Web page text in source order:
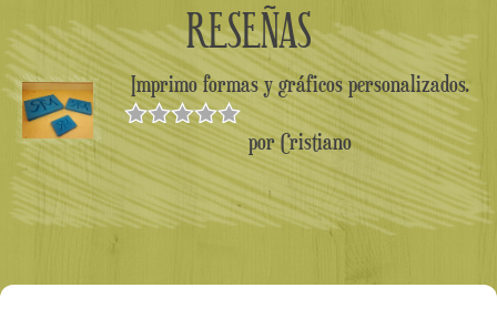
RESEÑAS
Imprimo formas y gráficos personalizados.
Valorado en
5de 5
por Cristiano